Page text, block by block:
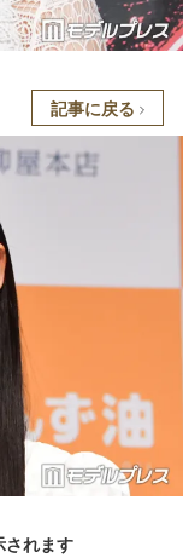
記事に戻る
されます